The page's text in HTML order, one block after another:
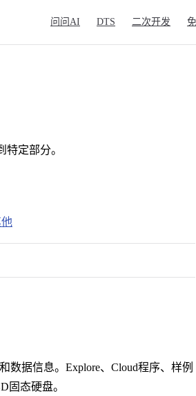
问问AI DTS 二次开发
定部分。
据信息。Explore、Cloud程序、样例
固态硬盘。